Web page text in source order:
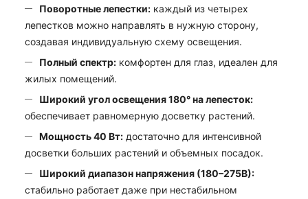
Поворотные лепестки: каждый из четырех
лепестков можно направлять в нужную сторону,
создавая индивидуальную схему освещения.
Полный спектр: комфортен для глаз, идеален для
жилых помещений.
Широкий угол освещения 180° на лепесток:
обеспечивает равномерную досветку растений.
Мощность 40 Вт: достаточно для интенсивной
досветки больших растений и объемных посадок.
Широкий диапазон напряжения (180–275В):
стабильно работает даже при нестабильном